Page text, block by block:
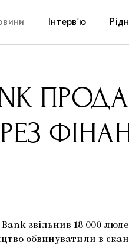
Інтерв’ю
Куратори
Архітектура
звільнив 18 000
обвинуватили в